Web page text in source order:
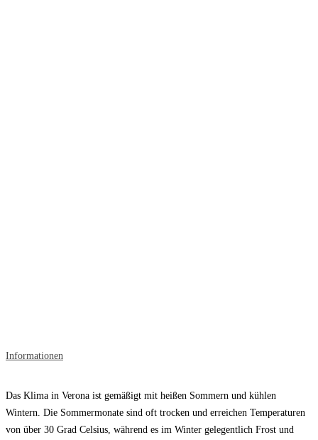
Informationen
Das Klima in Verona ist gemäßigt mit heißen Sommern und kühlen
Wintern. Die Sommermonate sind oft trocken und erreichen Temperaturen
von über 30 Grad Celsius, während es im Winter gelegentlich Frost und